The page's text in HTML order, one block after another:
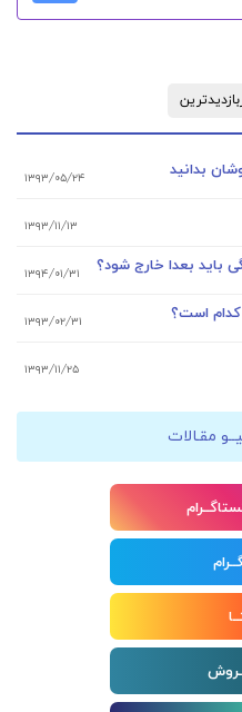
بدانید ۱۳۹۳/۰۵/۲۴
۱۳۹۳/۱۱/۱۳
باید بعدا خارج شود؟ ۱۳۹۴/۰۱/۳۱
است؟ ۱۳۹۳/۰۲/۳۱
۱۳۹۳/۱۱/۲۵
مقـالات